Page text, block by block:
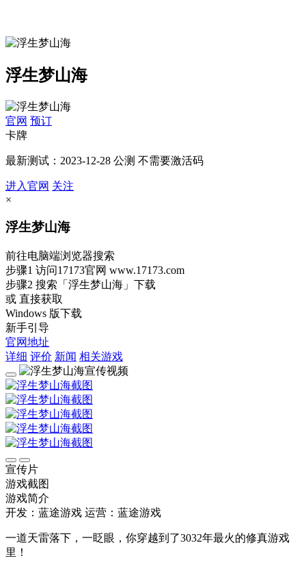
浮生梦山海
官网 预订
卡牌
最新测试：2023-12-28 公测 不需要激活码
进入官网 关注
×
浮生梦山海
前往电脑端浏览器搜索
步骤1 访问17173官网 www.17173.com
步骤2 搜索 「浮生梦山海」 下载
或 直接获取
Windows 版下载
新手引导
官网地址
详细 评价 新闻 相关游戏
宣传片
游戏截图
游戏简介
开发：蓝途游戏 运营：蓝途游戏
一道天雷落下，一眨眼，你穿越到了3032年最火的修真游戏
里！